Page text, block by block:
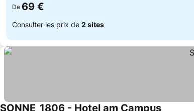
De 69 €
Consulter les prix de 2 sites
SONNE_1806 - Hotel am Campus